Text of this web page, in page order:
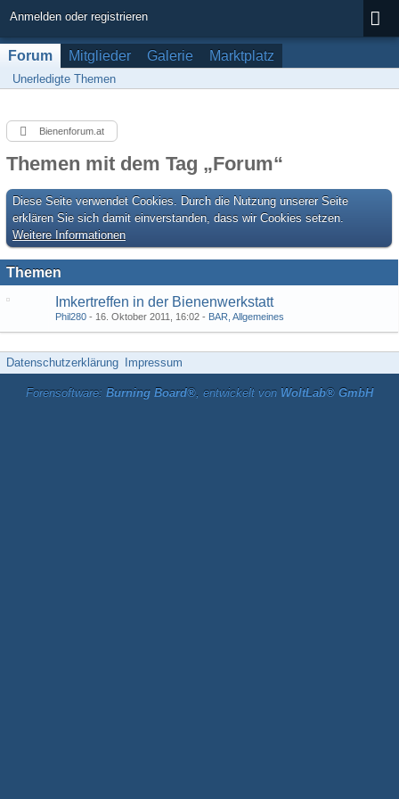
Anmelden oder registrieren
Forum Mitglieder Galerie Marktplatz
Unerledigte Themen
Bienenforum.at
Themen mit dem Tag „Forum“
Diese Seite verwendet Cookies. Durch die Nutzung unserer Seite
erklären Sie sich damit einverstanden, dass wir Cookies setzen.
Weitere Informationen
Themen
Imkertreffen in der Bienenwerkstatt
Phil280 16. Oktober 2011, 16:02 BAR, Allgemeines
Datenschutzerklärung Impressum
Forensoftware: Burning Board®, entwickelt von WoltLab® GmbH